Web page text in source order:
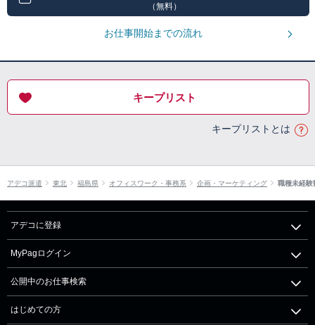
（無料）
お仕事開始までの流れ
キープリスト
キープリストとは
アデコ派遣 東北 福島県 オフィスワーク・事務系 企画・マーケティング 職種未経験
アデコに登録
MyPagログイン
公開中のお仕事検索
はじめての方